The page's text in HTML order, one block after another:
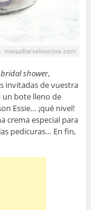
bridal shower,
invitadas de vuestra
bote lleno de
Essie… ¡qué nivel!
crema especial para
pedicuras… En fin,